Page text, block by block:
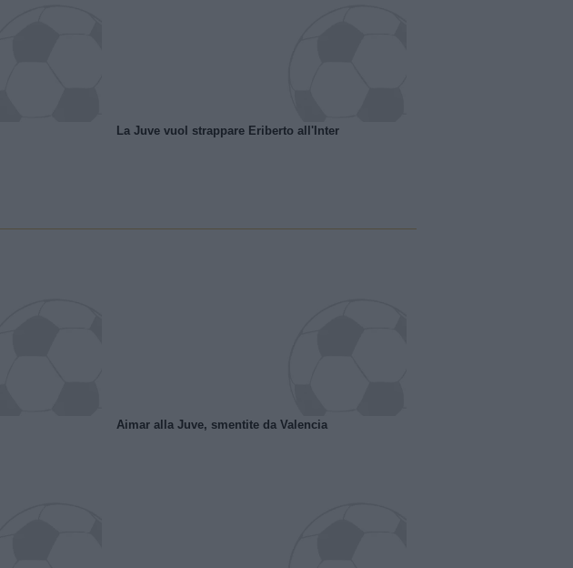
La Juve vuol strappare Eriberto all'Inter
Aimar alla Juve, smentite da Valencia